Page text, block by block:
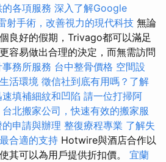
各項服務 深入了解Google
射手術，改善視力的現代科技 無論
良好的假期，Trivago都可以滿足
容易做出合理的決定，而無需訪問
務所服務 台中整骨價格 空間設
活環境 徵信社到底有用嗎？了解
填補細紋和凹陷 請一位打掃阿
台北搬家公司，快速有效的搬家服
申請與辦理 整復療程專業 了解失
合適的支持 Hotwire與酒店合作以
其可以為用戶提供折扣價。 宜蘭